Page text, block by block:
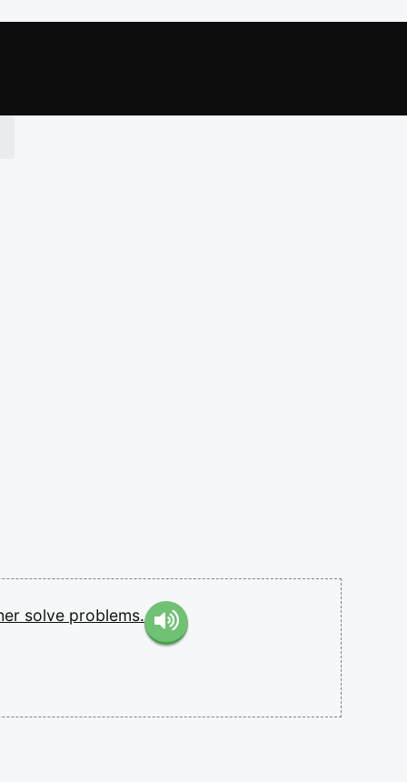
solve problems.